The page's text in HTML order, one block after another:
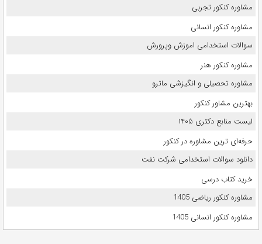
مشاوره کنکور تجربی
مشاوره کنکور انسانی
سوالات استخدامی اموزش وپرورش
مشاوره کنکور هنر
مشاوره تحصیلی و انگیزشی ماترو
بهترین مشاور کنکور
لیست منابع دکتری ۱۴۰۵
حرفه‌ای ترین مشاوره در کنکور
دانلود سوالات استخدامی شرکت نفت
خرید کتاب درسی
مشاوره کنکور ریاضی 1405
مشاوره کنکور انسانی 1405